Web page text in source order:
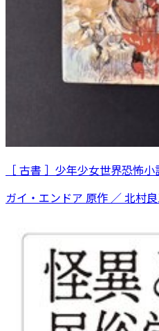
［ 古書 ］少年少女世界恐怖
ガイ・エンドア 原作 ／ 北村